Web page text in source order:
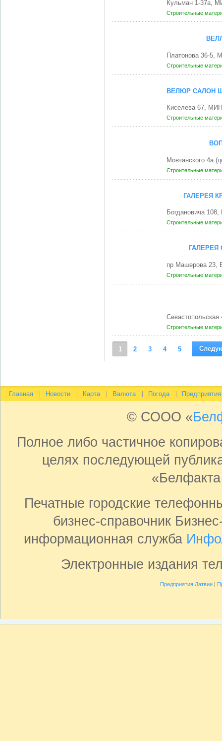
Кульман 1-37а,
Строительные
Платонова 36-5,
Строительные
ВЕЛЮР САЛОН
Киселева 67,
Строительные
Мовчанского 4а
Строительные
ГАЛЕРЕЯ
Богдановича
Строительные
пр Машерова 23,
Строительные
Строительные
1 2 3 4 5
Главная Новости Карта Валюта Погода Предприятия
© СООО «
Полное либо частичное
целях последующей
Печатные городские
бизнес-справочник
информационная служба
Электронные издания
Предприятия Латвии|